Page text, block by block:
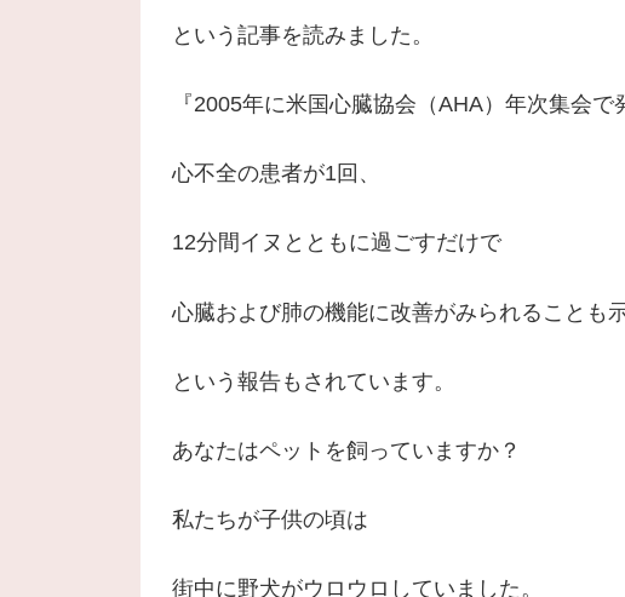
という記事を読みました。
『2005年に米国心臓協会（AHA）年次集会で
心不全の患者が1回、
12分間イヌとともに過ごすだけで
心臓および肺の機能に改善がみられることも
という報告もされています。
あなたはペットを飼っていますか？
私たちが子供の頃は
街中に野犬がウロウロしていました。